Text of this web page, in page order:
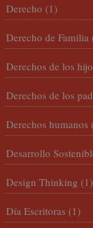
Derecho (1)
Derecho de Familia
Derechos de los
Derechos de los
Derechos humanos
Desarrollo
Design Thinking (1)
Día Escritoras (1)